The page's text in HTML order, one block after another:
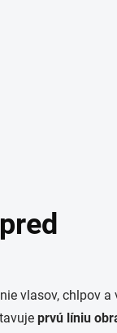
vlasov, chlpov a
prvú líniu